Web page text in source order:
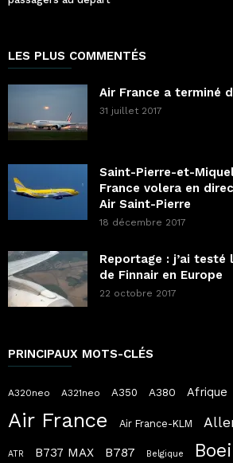
LES PLUS COMMENTÉS
Air France a terminé
31 juillet 2017
Saint-Pierre-et-
France volera en
Air Saint-Pierre
18 décembre 2017
Reportage : j’ai
de Finnair en Europe
22 octobre 2017
PRINCIPAUX MOTS-CLÉS
A320neo A321neo A350 A380 Afrique
Air France Air France-KLM
ATR B737 MAX B787 Belgique